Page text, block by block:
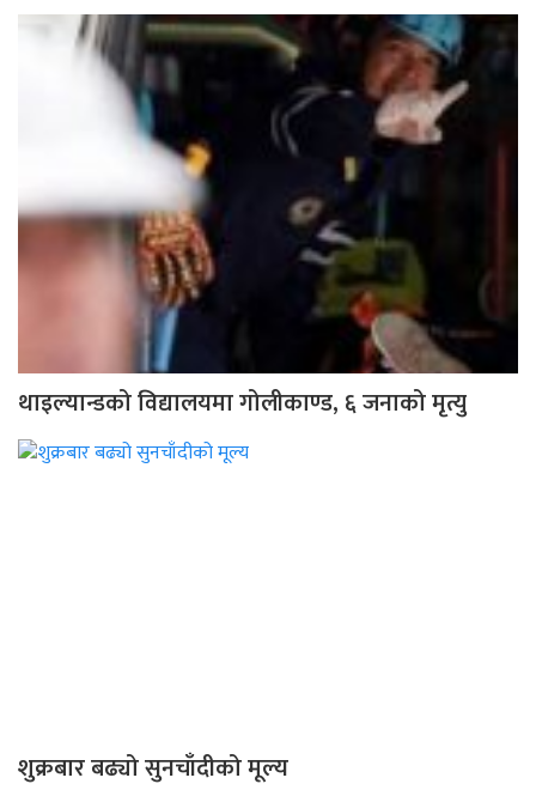
थाइल्यान्डको विद्यालयमा गोलीकाण्ड, ६ जनाको मृत्यु
शुक्रबार बढ्यो सुनचाँदीको मूल्य